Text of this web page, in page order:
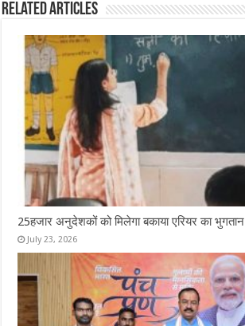
o
o
k
r
A
p
p
Related Articles
25हजार अनुदेशकों को मिलेगा बकाया एरियर का भुगतान
July 23, 2026